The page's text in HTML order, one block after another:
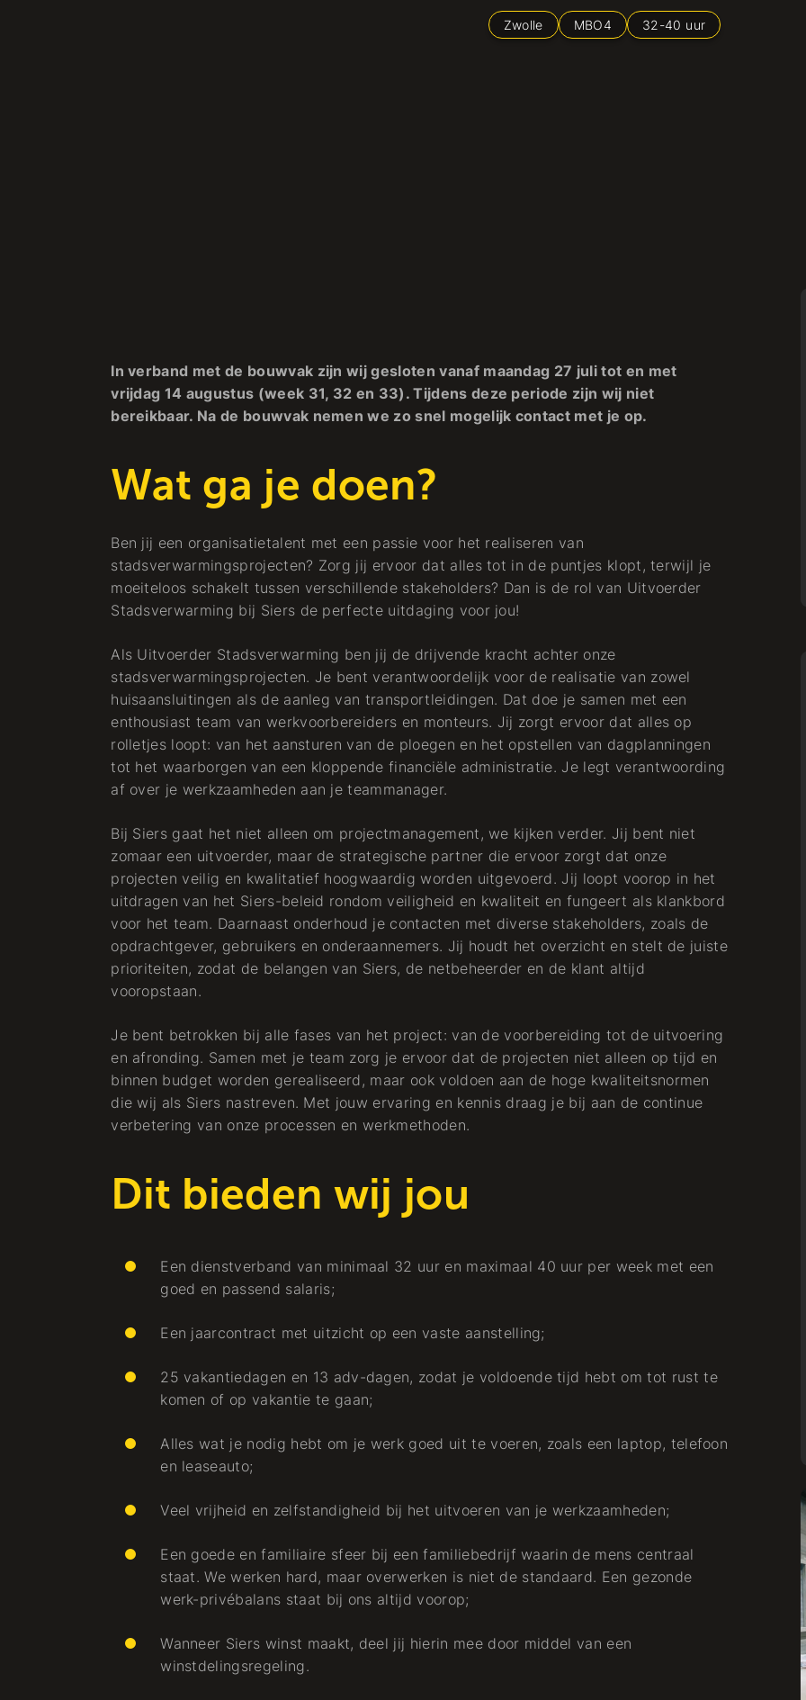
Zwolle MBO4 32 -40 uur
In verband met de bouwvak zijn wij gesloten vanaf maandag 27 juli tot en met
vrijdag 14 augustus (week 31, 32 en 33). Tijdens deze periode zijn wij niet
bereikbaar. Na de bouwvak nemen we zo snel mogelijk contact met je op.
Wat ga je doen?
Ben jij een organisatietalent met een passie voor het realiseren van
stadsverwarmingsprojecten? Zorg jij ervoor dat alles tot in de puntjes klopt, terwijl je
moeiteloos schakelt tussen verschillende stakeholders? Dan is de rol van Uitvoerder
Stadsverwarming bij Siers de perfecte uitdaging voor jou!
Als Uitvoerder Stadsverwarming ben jij de drijvende kracht achter onze
stadsverwarmingsprojecten. Je bent verantwoordelijk voor de realisatie van zowel
huisaansluitingen als de aanleg van transportleidingen. Dat doe je samen met een
enthousiast team van werkvoorbereiders en monteurs. Jij zorgt ervoor dat alles op
rolletjes loopt: van het aansturen van de ploegen en het opstellen van dagplanningen
tot het waarborgen van een kloppende financiële administratie. Je legt verantwoording
af over je werkzaamheden aan je teammanager.
Bij Siers gaat het niet alleen om projectmanagement, we kijken verder. Jij bent niet
zomaar een uitvoerder, maar de strategische partner die ervoor zorgt dat onze
projecten veilig en kwalitatief hoogwaardig worden uitgevoerd. Jij loopt voorop in het
uitdragen van het Siers-beleid rondom veiligheid en kwaliteit en fungeert als klankbord
voor het team. Daarnaast onderhoud je contacten met diverse stakeholders, zoals de
opdrachtgever, gebruikers en onderaannemers. Jij houdt het overzicht en stelt de juiste
prioriteiten, zodat de belangen van Siers, de netbeheerder en de klant altijd
vooropstaan.
Je bent betrokken bij alle fases van het project: van de voorbereiding tot de uitvoering
en afronding. Samen met je team zorg je ervoor dat de projecten niet alleen op tijd en
binnen budget worden gerealiseerd, maar ook voldoen aan de hoge kwaliteitsnormen
die wij als Siers nastreven. Met jouw ervaring en kennis draag je bij aan de continue
verbetering van onze processen en werkmethoden.
Dit bieden wij jou
Een dienstverband van minimaal 32 uur en maximaal 40 uur per week met een
goed en passend salaris;
Een jaarcontract met uitzicht op een vaste aanstelling;
25 vakantiedagen en 13 adv-dagen, zodat je voldoende tijd hebt om tot rust te
komen of op vakantie te gaan;
Alles wat je nodig hebt om je werk goed uit te voeren, zoals een laptop, telefoon
en leaseauto;
Veel vrijheid en zelfstandigheid bij het uitvoeren van je werkzaamheden;
Een goede en familiaire sfeer bij een familiebedrijf waarin de mens centraal
staat. We werken hard, maar overwerken is niet de standaard. Een gezonde
werk-privébalans staat bij ons altijd voorop;
Wanneer Siers winst maakt, deel jij hierin mee door middel van een
winstdelingsregeling.
Project
De Almeerse
Vakmanschap van